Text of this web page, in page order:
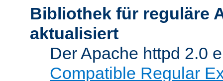
Bibliothek für reguläre
aktualisiert
Der Apache httpd 2.0
Compatible Regular